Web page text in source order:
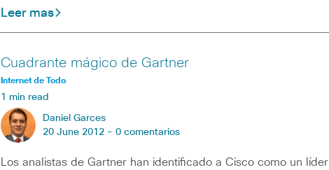
Leer mas
Cuadrante mágico de Gartner
Internet de Todo
1 min read
Daniel Garces
20 June 2012 - 0 comentarios
Los analistas de Gartner han identificado a Cisco como un líder